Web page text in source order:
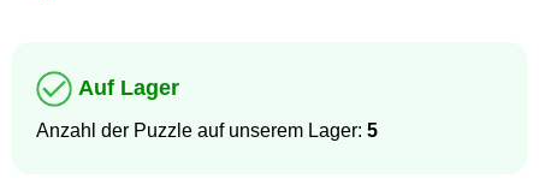
Auf Lager
Anzahl der Puzzle auf unserem Lager: 5